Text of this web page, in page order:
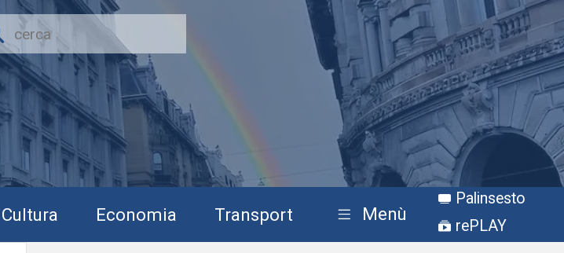
Cultura Economia Transport Menù
Palinsesto
rePLAY